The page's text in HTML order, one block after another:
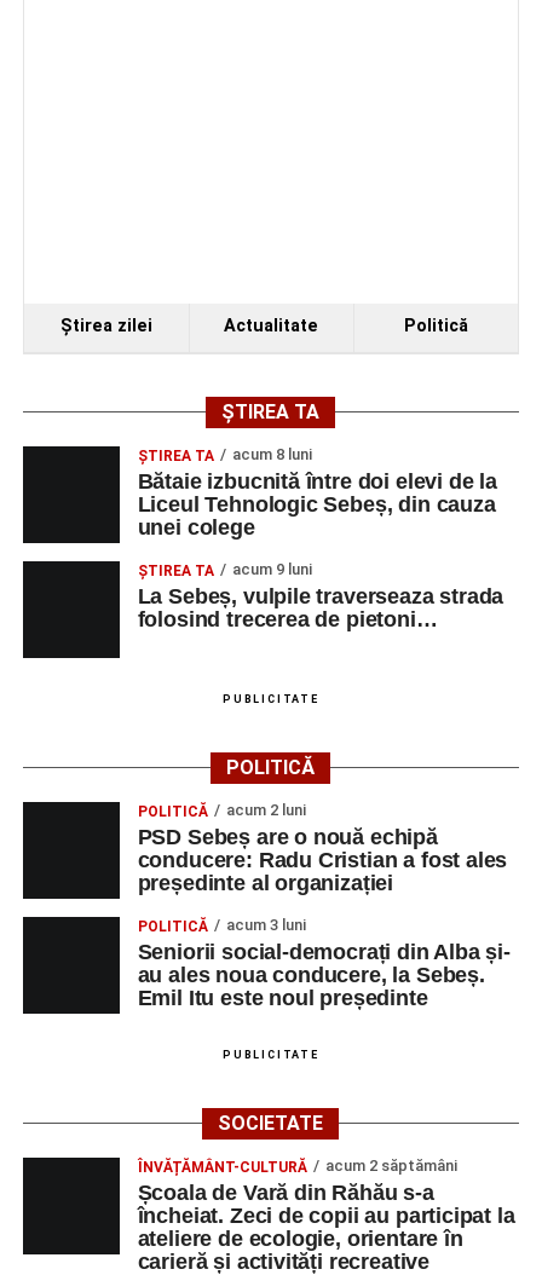
Ştirea zilei Actualitate Politică
ȘTIREA TA
ŞTIREA TA acum 8 luni
Bătaie izbucnită între doi elevi de la
Liceul Tehnologic Sebeș, din cauza
unei colege
ŞTIREA TA acum 9 luni
La Sebeș, vulpile traverseaza strada
folosind trecerea de pietoni…
PUBLICITATE
POLITICĂ
POLITICĂ acum 2 luni
PSD Sebeș are o nouă echipă
conducere: Radu Cristian a fost ales
președinte al organizației
POLITICĂ acum 3 luni
Seniorii social-democrați din Alba și-
au ales noua conducere, la Sebeș.
Emil Itu este noul președinte
PUBLICITATE
SOCIETATE
ÎNVĂȚĂMÂNT-CULTURĂ acum 2 săptămâni
Școala de Vară din Răhău s-a
încheiat. Zeci de copii au participat la
ateliere de ecologie, orientare în
carieră și activități recreative